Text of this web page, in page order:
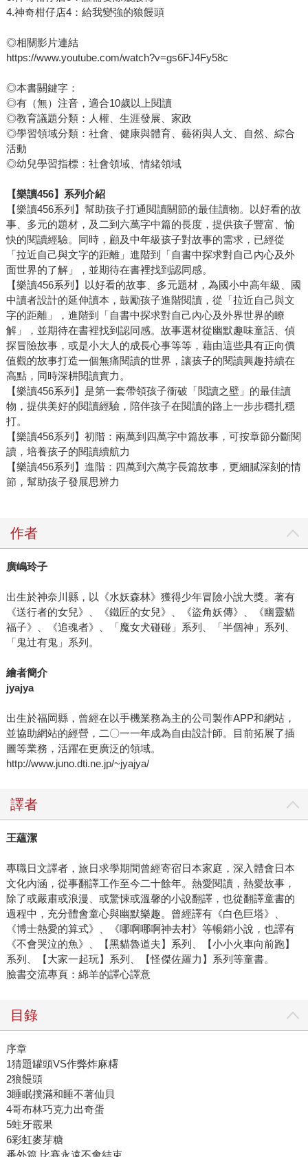
4.神奇柑仔店4：給我變強的狼饅頭
◎相關影片連結
https://www.youtube.com/watch?v=gs6FJ4Fy58c
◎本書關鍵字：
◎有（無）注音，適合10歲以上閱讀
◎教育議題分類：人權、生涯發展、家政
◎學習領域分類：社會、健康與體育、藝術與人文、自然、綜合
活動
◎幼兒學習指標：社會領域、情緒領域
【樂讀456】系列介紹
【樂讀456系列】幫助孩子打通閱讀關節的最佳讀物。以好看的故
事、多元的題材，及二到六萬字中篇的長度，提供孩子豐富、愉
快的閱讀經驗。同時，顧及中年級孩子對故事的需求，已經從
「拉近自己與文字的距離」進階到「自書中探求對自己內心及外
面世界的了解」，並期待在書裡找到認同感。
【樂讀456系列】以好看的故事、多元題材，為國小中高年級、國
中讀者設計的延伸讀本，鼓勵孩子進階閱讀，從「拉近自己與文
字的距離」，進階到「自書中探求對自己內心及外界世界的瞭
解」，並期待在書裡找到認同感。故事選材從幽默趣味童話、偵
探冒險故事，或是小大人的成長心事等等，藉由這些具有正向價
值觀的故事打造一個無痛閱讀的世界，讓孩子的閱讀興趣持續在
高點，同時深耕閱讀實力。
【樂讀456系列】是第一套帶領孩子衝破「閱讀之壁」的最佳讀
物，提供美好的閱讀經驗，陪伴孩子在閱讀的路上一步步穩扎穩
打。
【樂讀456系列】初階：兩萬到四萬字中篇故事，可按章節分斷閱
讀，培養孩子的閱讀續航力
【樂讀456系列】進階：四萬到六萬字長篇故事，更細膩深刻的情
節，幫助孩子發展思辨力
作者
廣嶋玲子
出生於神奈川縣，以《水妖森林》獲得少年冒險小說大獎。著有
《送行者的女兒》、《鐵匠的女兒》、《盜角妖傳》、《幽靈貓
福子》、《追魂者》、「魔女犬碰碰」系列、「半個神」系列、
「鬼辻有鬼」系列。
繪者簡介
jyajya
出生於福岡縣，曾經在以手機業務為主的公司製作APP和網站，
並協助網站的經營，二〇一一年成為自由設計師。目前拓展了插
圖等業務，活躍在更廣泛的領域。
http://www.juno.dti.ne.jp/~jyajya/
譯者
王蘊潔
專職日文譯者，旅日求學期間曾經寄宿日本家庭，深入體會日本
文化內涵，從事翻譯工作至今二十餘年。熱愛閱讀，熱愛故事，
除了或嚴肅或浪漫、或驚悚或溫馨的小說翻譯，也從翻譯童書的
過程中，充分體會童心與幽默樂趣。曾經譯有《白色巨塔》、
《博士熱愛的算式》、《哪啊哪啊神去村》等暢銷小說，也譯有
《不會哭泣的魚》、【黑貓魯道夫】系列、【小小火車向前跑】
系列、【大家一起玩】系列、【怪傑佐羅力】系列等童書。
臉書交流專頁：綿羊的譯心譯意
目錄
序章
1猜題罐頭VS作弊炸麻糬
2狼饅頭
3睡眠撲滿和睡不著仙貝
4哥布林巧克力出奇蛋
5蛀牙霰果
6彩虹麥芽糖
番外篇 比賽永遠不會結束